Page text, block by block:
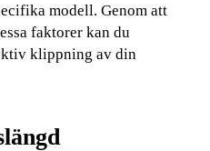
modell. Genom att
faktorer kan du
klippning av din